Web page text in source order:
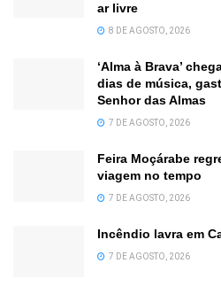
ar livre
8 DE AGOSTO, 2026
‘Alma à Brava’
dias de música,
Senhor das Almas
7 DE AGOSTO, 2026
Feira Moçárabe
viagem no tempo
7 DE AGOSTO, 2026
Incêndio lavra em
7 DE AGOSTO, 2026